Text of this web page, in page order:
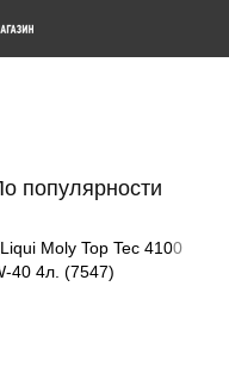
популярности